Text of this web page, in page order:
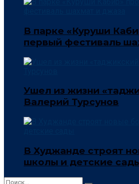
В парке «Куруши
первый фестиваль
Ушел из жизни
Валерий Турсунов
В Худжанде строят
школы и детские